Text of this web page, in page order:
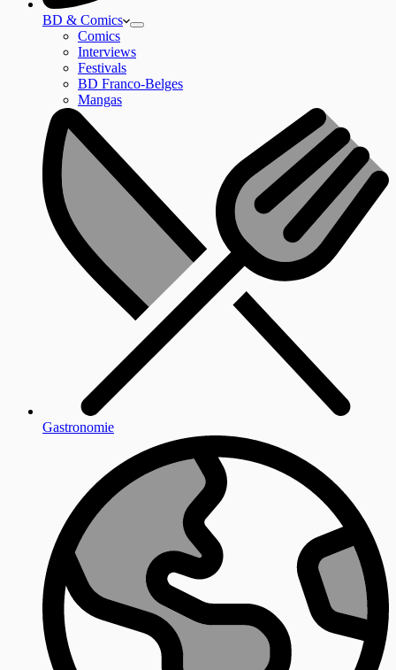
BD & Comics
Comics
Interviews
Festivals
BD Franco-Belges
Mangas
Gastronomie